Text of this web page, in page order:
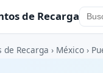
de Recarga
de Recarga › México ›